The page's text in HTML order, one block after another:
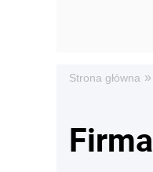
Strona główna »
Firma